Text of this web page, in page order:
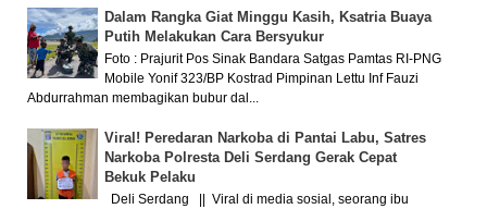
Dalam Rangka Giat Minggu Kasih, Ksatria Buaya
Putih Melakukan Cara Bersyukur
Foto : Prajurit Pos Sinak Bandara Satgas Pamtas RI-PNG
Mobile Yonif 323/BP Kostrad Pimpinan Lettu Inf Fauzi
Abdurrahman membagikan bubur dal...
Viral! Peredaran Narkoba di Pantai Labu, Satres
Narkoba Polresta Deli Serdang Gerak Cepat
Bekuk Pelaku
Deli Serdang || Viral di media sosial, seorang ibu